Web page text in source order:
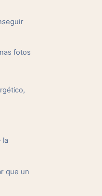
fotos
la
que un